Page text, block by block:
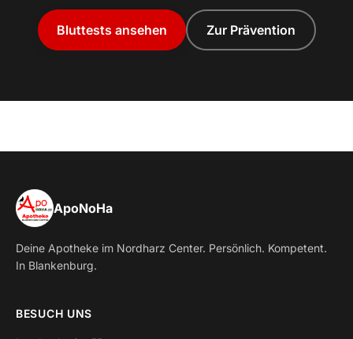
Bluttests ansehen Zur Prävention
ApoNoHa
Deine Apotheke im Nordharz Center. Persönlich. Kompetent.
In Blankenburg.
BESUCH UNS